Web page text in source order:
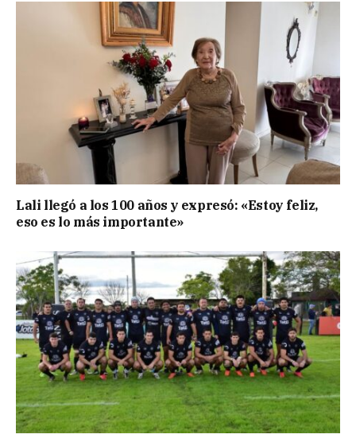
Lali llegó a los 100 años y expresó: «Estoy feliz,
eso es lo más importante»